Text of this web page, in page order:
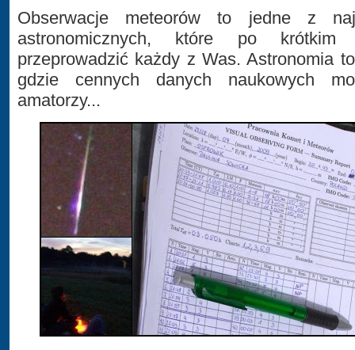
Obserwacje meteorów to jedne z
astronomicznych, które po krótkim
przeprowadzić każdy z Was. Astronomia
gdzie cennych danych naukowych
amatorzy...